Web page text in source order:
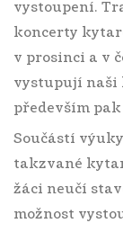
vystoupení.
koncerty
v prosinci a v
vystupují naši
především
Součástí
takzvané
žáci neučí
možnost